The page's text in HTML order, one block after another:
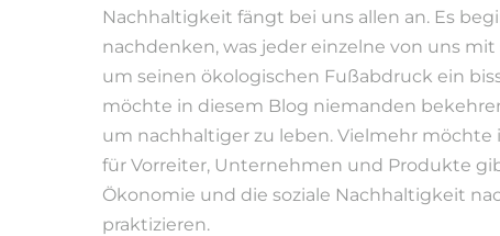
Nachhaltigkeit fängt bei uns allen an. Es
nachdenken, was jeder einzelne von uns
um seinen ökologischen Fußabdruck ein
möchte in diesem Blog niemanden
um nachhaltiger zu leben. Vielmehr möchte
für Vorreiter, Unternehmen und Produkte
Ökonomie und die soziale Nachhaltigkeit
praktizieren.